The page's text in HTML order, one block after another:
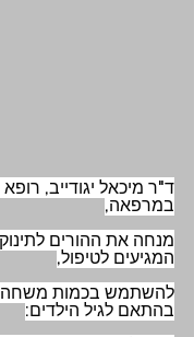
ד"ר מיכאל יגודייב, רופא
במרפאה,
מנחה את ההורים
המגיעים לטיפול,
להשתמש בכמות משחה
בהתאם לגיל הילדים: